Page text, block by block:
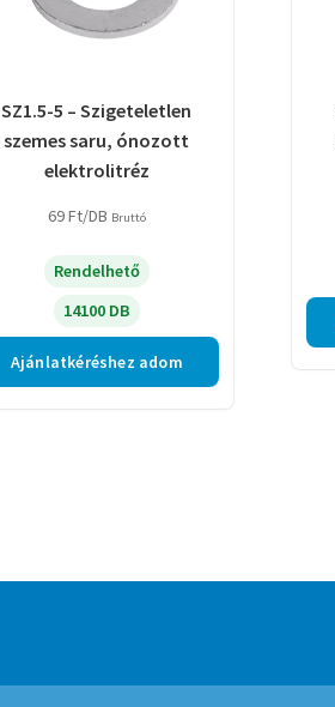
SZ1.5-5 – Szigeteletlen
szemes saru, ónozott
elektrolitréz
69Ft/DB Bruttó
Rendelhető
14100 DB
Ajánlatkéréshez adom